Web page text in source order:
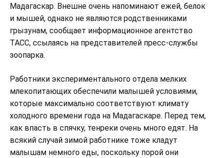
Мадагаскар. Внешне очень напоминают ежей, белок
и мышей, однако не являются родственниками
грызунам, сообщает информационное агентство
ТАСС, ссылаясь на представителей пресс-службы
зоопарка.
Работники экспериментального отдела мелких
млекопитающих обеспечили малышей условиями,
которые максимально соответствуют климату
холодного времени года на Мадагаскаре. Перед тем,
как впасть в спячку, тенреки очень много едят. На
всякий случай зимой работнике тоже кладут
малышам немного еды, поскольку порой они